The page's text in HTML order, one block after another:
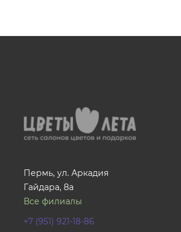
Пермь, ул. Аркадия
Гайдара, 8а
Все филиалы
+7 (951) 921-18-86